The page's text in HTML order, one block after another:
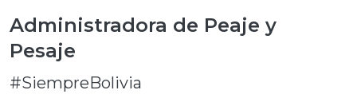
Administradora de Peaje y
Pesaje
#SiempreBolivia